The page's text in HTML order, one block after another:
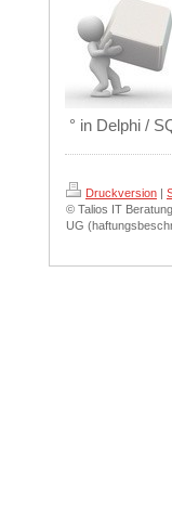
° in Delphi /
Druckversion |
© Talios IT
UG